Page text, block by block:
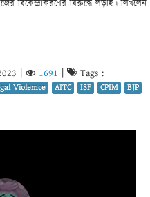
বিকেন্দ্রীকরণের বিরুদ্ধে লড়াই। লিখলেন
1691 Tags :
Violemce AITC ISF CPIM BJP